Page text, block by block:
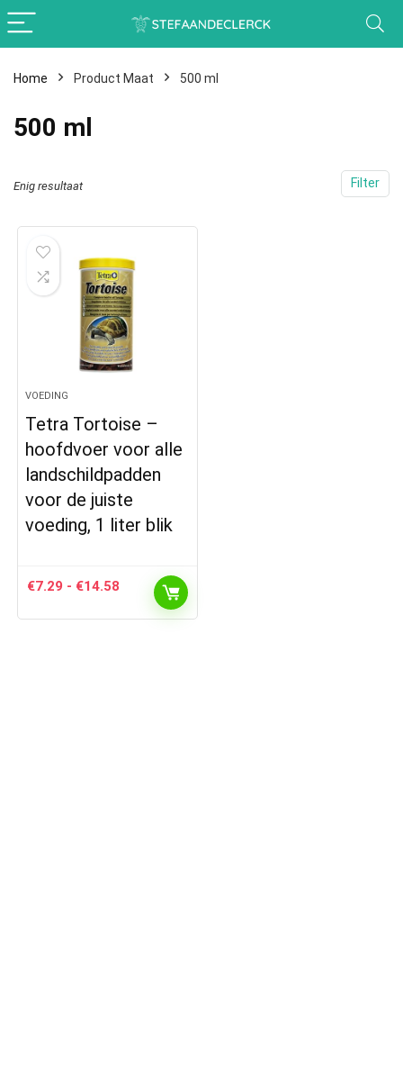
Home Product Maat 500 ml
500 ml
Filter
Enig resultaat
VOEDING
Tetra Tortoise –
hoofdvoer voor alle
landschildpadden
voor de juiste
voeding, 1 liter blik
€7.29 - €14.58 Prijsklasse:
€7.29
tot